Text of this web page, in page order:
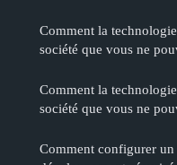
Comment la
société que vous ne
Comment la
société que vous ne
Comment configurer